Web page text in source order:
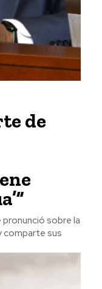
de
comparte sus